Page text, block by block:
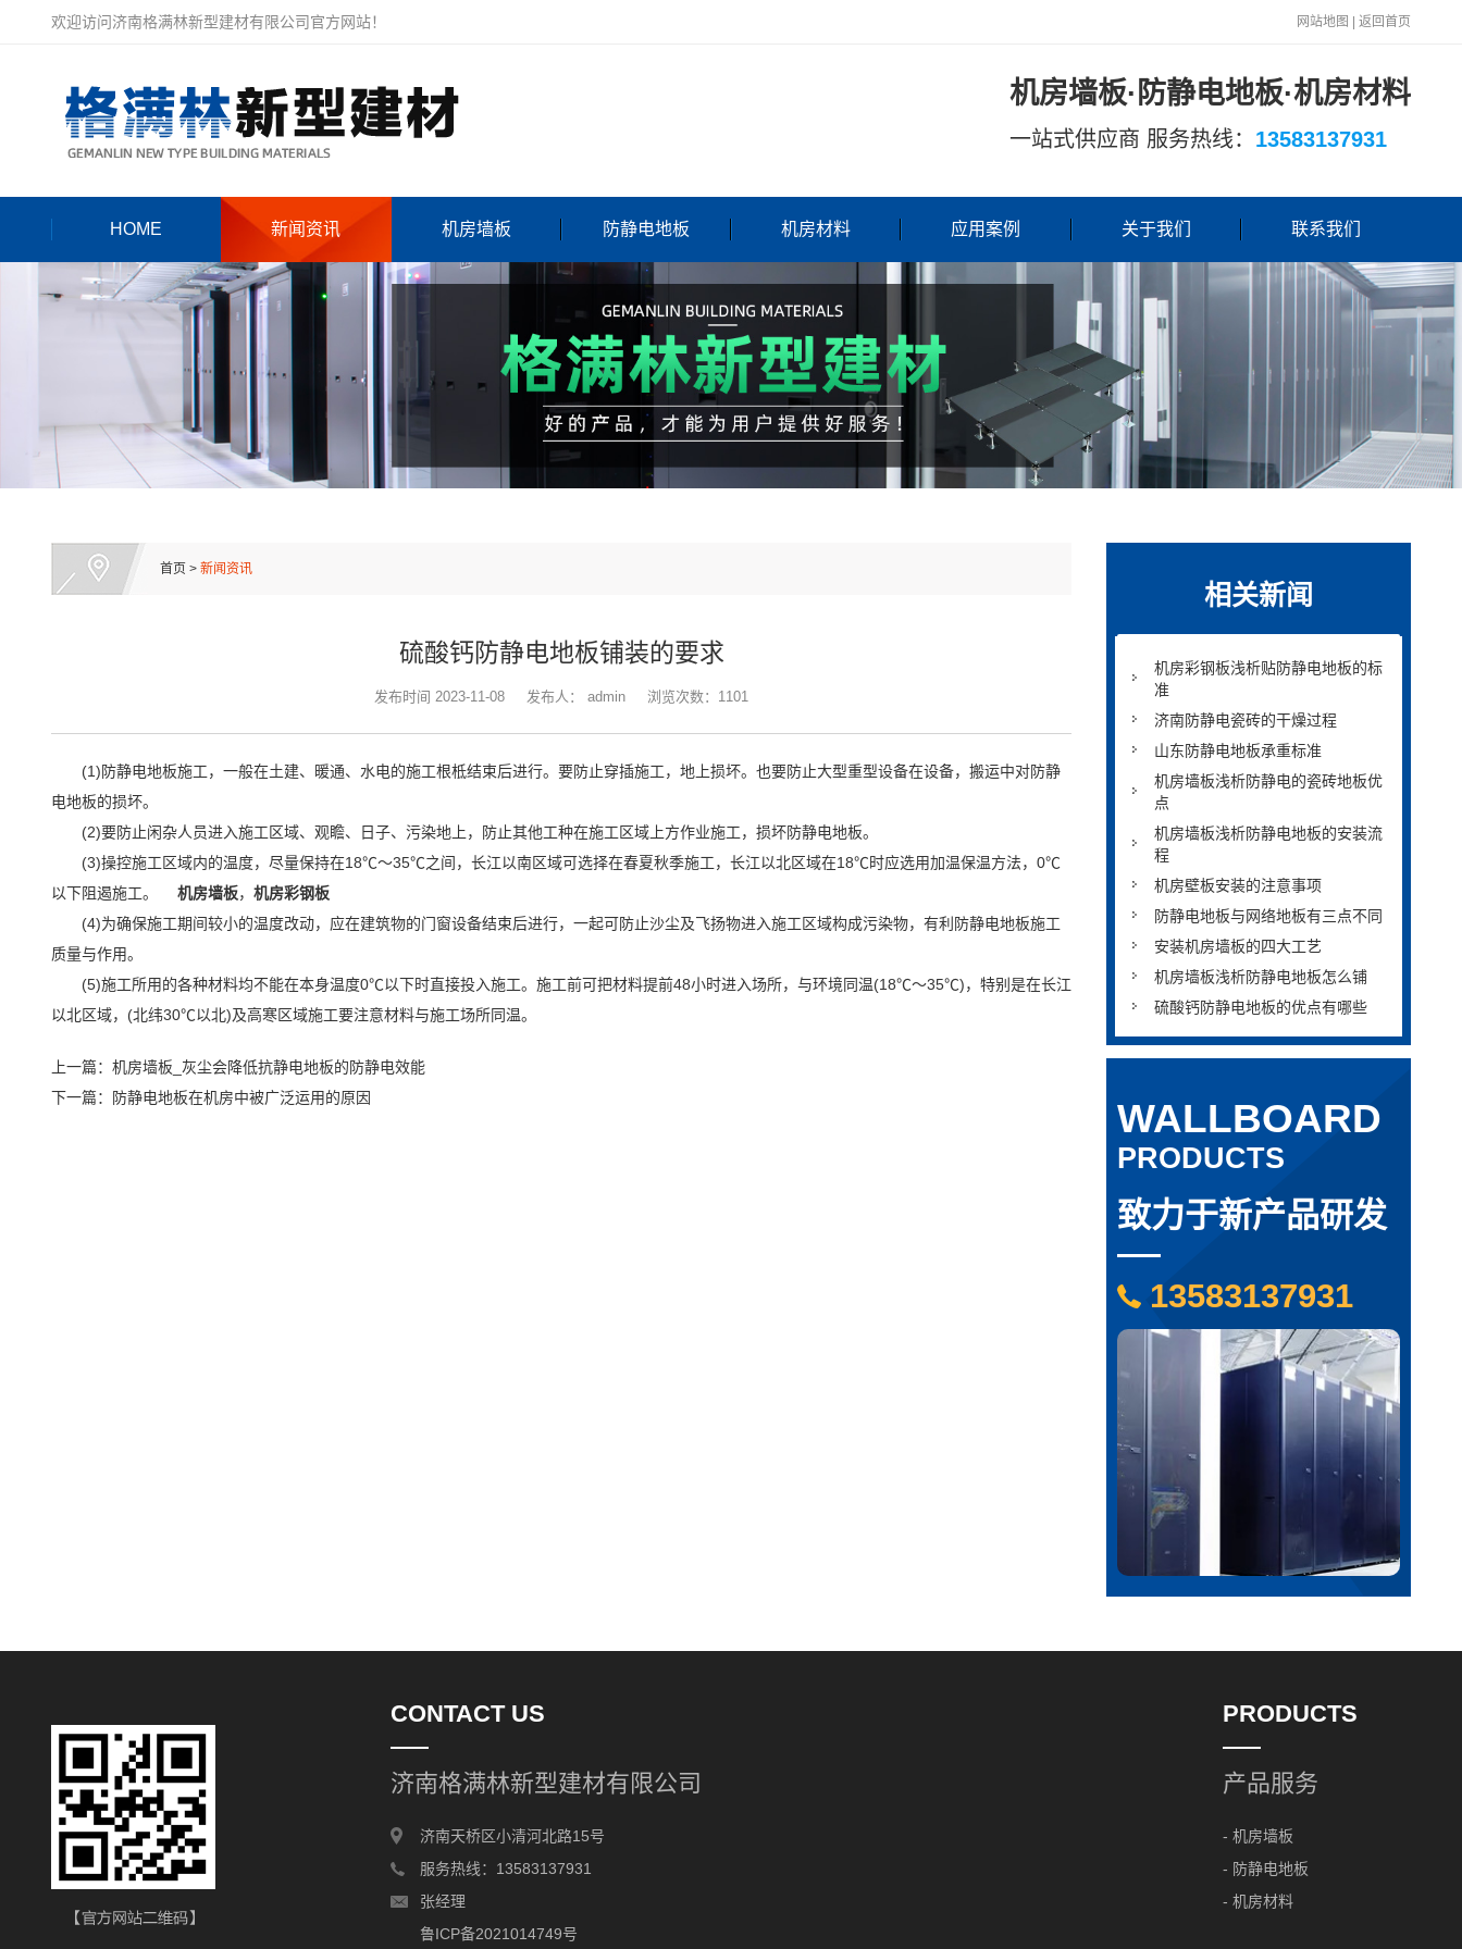
欢迎访问济南格满林新型建材有限公司官方网站！ 网站地图 返回首页
机房墙板·防静电地板·机房材料
一站式供应商 服务热线： 13583137931
HOME 新闻资讯 机房墙板 防静电地板 机房材料 应用案例 关于我们 联系我们
首页 > 新闻资讯
硫酸钙防静电地板铺装的要求
发布时间 2023-11-08 发布人： admin 浏览次数：1101
(1)防静电地板施工，一般在土建、暖通、水电的施工根柢结束后进行。要防止穿插施工，地上损坏。也要防止大型重型设备在设备，搬运中对防静
电地板的损坏。
(2)要防止闲杂人员进入施工区域、观瞻、日子、污染地上，防止其他工种在施工区域上方作业施工，损坏防静电地板。
(3)操控施工区域内的温度，尽量保持在18℃～35℃之间，长江以南区域可选择在春夏秋季施工，长江以北区域在18℃时应选用加温保温方法，0℃
以下阻遏施工。 机房墙板， 机房彩钢板
(4)为确保施工期间较小的温度改动，应在建筑物的门窗设备结束后进行，一起可防止沙尘及飞扬物进入施工区域构成污染物，有利防静电地板施工
质量与作用。
(5)施工所用的各种材料均不能在本身温度0℃以下时直接投入施工。施工前可把材料提前48小时进入场所，与环境同温(18℃～35℃)，特别是在长江
以北区域，(北纬30℃以北)及高寒区域施工要注意材料与施工场所同温。
上一篇： 机房墙板_灰尘会降低抗静电地板的防静电效能
下一篇：
防静电地板在机房中被广泛运用的原因
相关新闻
机房彩钢板浅析贴防静电地板的标
准
济南防静电瓷砖的干燥过程
山东防静电地板承重标准
机房墙板浅析防静电的瓷砖地板优
点
机房墙板浅析防静电地板的安装流
程
机房壁板安装的注意事项
防静电地板与网络地板有三点不同
安装机房墙板的四大工艺
机房墙板浅析防静电地板怎么铺
硫酸钙防静电地板的优点有哪些
WALLBOARD
PRODUCTS
致力于新产品研发
13583137931
CONTACT US
济南格满林新型建材有限公司
济南天桥区小清河北路15号
服务热线：13583137931
张经理
鲁ICP备2021014749号
PRODUCTS
产品服务
- 机房墙板
- 防静电地板
- 机房材料